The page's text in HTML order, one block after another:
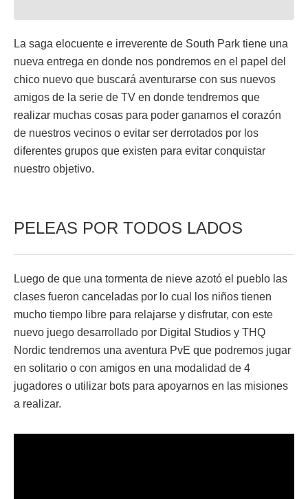
La saga elocuente e irreverente de South Park tiene una
nueva entrega en donde nos pondremos en el papel del
chico nuevo que buscará aventurarse con sus nuevos
amigos de la serie de TV en donde tendremos que
realizar muchas cosas para poder ganarnos el corazón
de nuestros vecinos o evitar ser derrotados por los
diferentes grupos que existen para evitar conquistar
nuestro objetivo.
PELEAS POR TODOS LADOS
Luego de que una tormenta de nieve azotó el pueblo las
clases fueron canceladas por lo cual los niños tienen
mucho tiempo libre para relajarse y disfrutar, con este
nuevo juego desarrollado por Digital Studios y THQ
Nordic tendremos una aventura PvE que podremos jugar
en solitario o con amigos en una modalidad de 4
jugadores o utilizar bots para apoyarnos en las misiones
a realizar.